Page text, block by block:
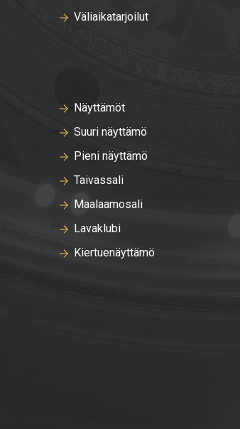
Väliaikatarjoilut
Näyttämöt
Suuri näyttämö
Pieni näyttämö
Taivassali
Maalaamosali
Lavaklubi
Kiertuenäyttämö